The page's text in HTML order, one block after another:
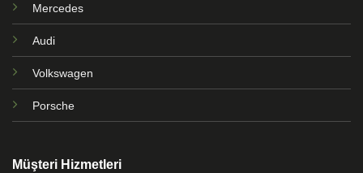
Mercedes
Audi
Volkswagen
Porsche
Müşteri Hizmetleri